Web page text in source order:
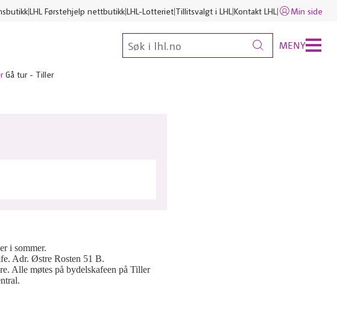
LHL Førstehjelp nettbutikkLHL-Lotteriet Tillitsvalgt i LHL Kontakt LHL Min side
MENY
Gå tur - Tiller
i sommer.
Adr. Østre Rosten 51 B.
Alle møtes på bydelskafeen på Tiller